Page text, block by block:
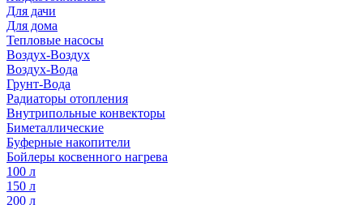
Для дачи
Для дома
Тепловые насосы
Воздух-Воздух
Воздух-Вода
Грунт-Вода
Радиаторы отопления
Внутрипольные конвекторы
Биметаллические
Буферные накопители
Бойлеры косвенного нагрева
100 л
150 л
200 л